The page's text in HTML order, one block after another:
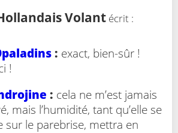
Volant écrit :
: exact, bien-sûr !
!
: cela ne m’est jamais
mais l’humidité, tant qu’elle se
sur le parebrise, mettra en